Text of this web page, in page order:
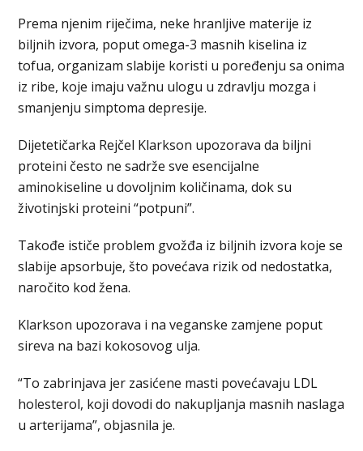
Prema njenim riječima, neke hranljive materije iz
biljnih izvora, poput omega-3 masnih kiselina iz
tofua, organizam slabije koristi u poređenju sa onima
iz ribe, koje imaju važnu ulogu u zdravlju mozga i
smanjenju simptoma depresije.
Dijetetičarka Rejčel Klarkson upozorava da biljni
proteini često ne sadrže sve esencijalne
aminokiseline u dovoljnim količinama, dok su
životinjski proteini “potpuni”.
Takođe ističe problem gvožđa iz biljnih izvora koje se
slabije apsorbuje, što povećava rizik od nedostatka,
naročito kod žena.
Klarkson upozorava i na veganske zamjene poput
sireva na bazi kokosovog ulja.
“To zabrinjava jer zasićene masti povećavaju LDL
holesterol, koji dovodi do nakupljanja masnih naslaga
u arterijama”, objasnila je.